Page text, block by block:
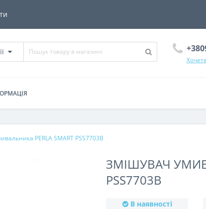
PERLA SMART PSS7703B
ЗМІШУВАЧ
PSS7703B
В наявності